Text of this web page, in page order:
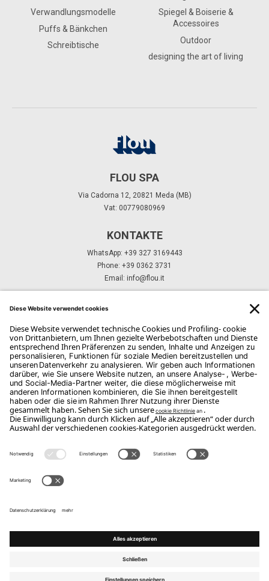
Verwandlungsmodelle
Puffs & Bänkchen
Schreibtische
Spiegel & Boiserie &
Accessoires
Outdoor
designing the art of living
FLOU SPA
Via Cadorna 12, 20821 Meda (MB)
Vat: 00779080969
KONTAKTE
WhatsApp: +39 327 3169443
Phone: +39 0362 3731
Email: info@flou.it
ABONNIEREN SIE UNSEREN NEWSLETTER
Abonnieren Sie
Copyright Flou 2026
Datenschutzeinstellungen ändern